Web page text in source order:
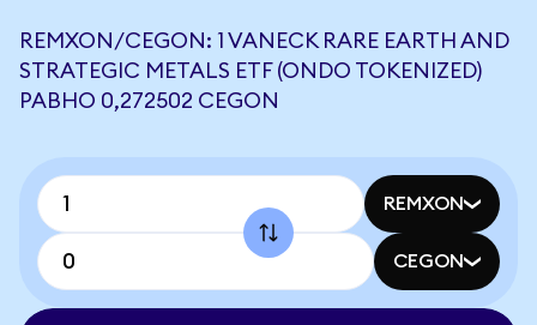
REMXON/CEGON: 1 VANECK RARE EARTH AND
STRATEGIC METALS ETF (ONDO TOKENIZED)
РАВНО 0,272502 CEGON
REMXON
CEGON